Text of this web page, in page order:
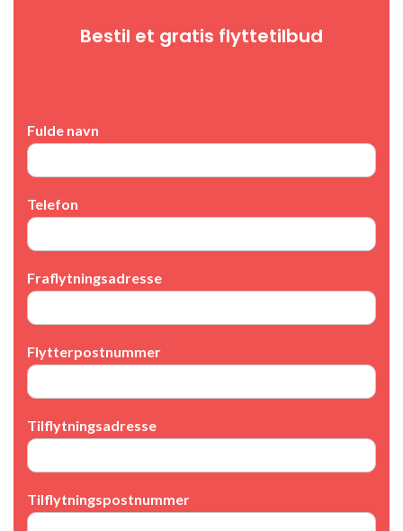
Bestil et gratis flyttetilbud
Fulde navn
Telefon
Fraflytningsadresse
Flytterpostnummer
Tilflytningsadresse
Tilflytningspostnummer